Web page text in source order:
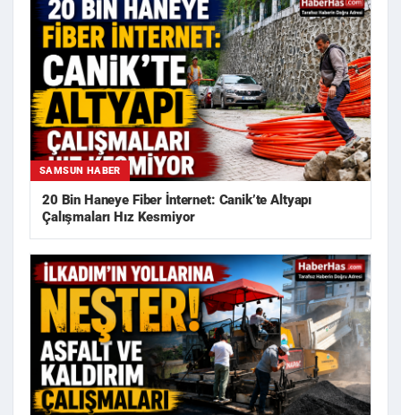
SAMSUN HABER
20 Bin Haneye Fiber İnternet: Canik’te Altyapı
Çalışmaları Hız Kesmiyor